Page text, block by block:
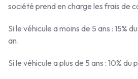
société prend en charge les frais de
Si le véhicule a moins de 5 ans : 15%
an.
Si le véhicule a plus de 5 ans : 10% du